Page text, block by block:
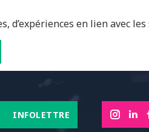
d’expériences en lien avec les
INFOLETTRE